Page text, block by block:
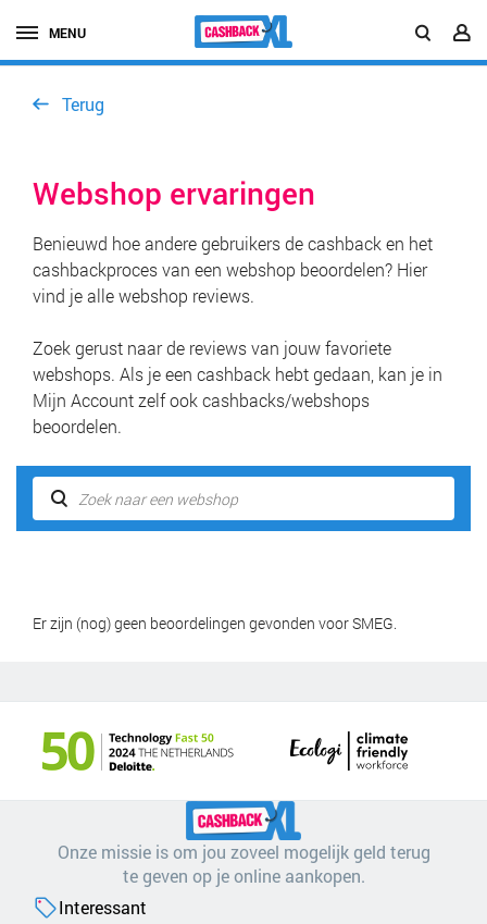
MENU
Terug
Webshop ervaringen
Benieuwd hoe andere gebruikers de cashback en het
cashbackproces van een webshop beoordelen? Hier
vind je alle webshop reviews.
Zoek gerust naar de reviews van jouw favoriete
webshops. Als je een cashback hebt gedaan, kan je in
Mijn Account zelf ook cashbacks/webshops
beoordelen.
Er zijn (nog) geen beoordelingen gevonden voor SMEG.
Onze missie is om jou zoveel mogelijk geld terug
te geven op je online aankopen.
Interessant